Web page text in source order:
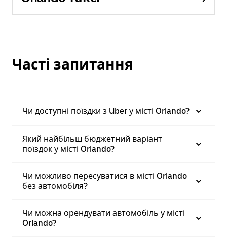
Часті запитання
Чи доступні поїздки з Uber у місті Orlando?
Який найбільш бюджетний варіант
поїздок у місті Orlando?
Чи можливо пересуватися в місті Orlando
без автомобіля?
Чи можна орендувати автомобіль у місті
Orlando?